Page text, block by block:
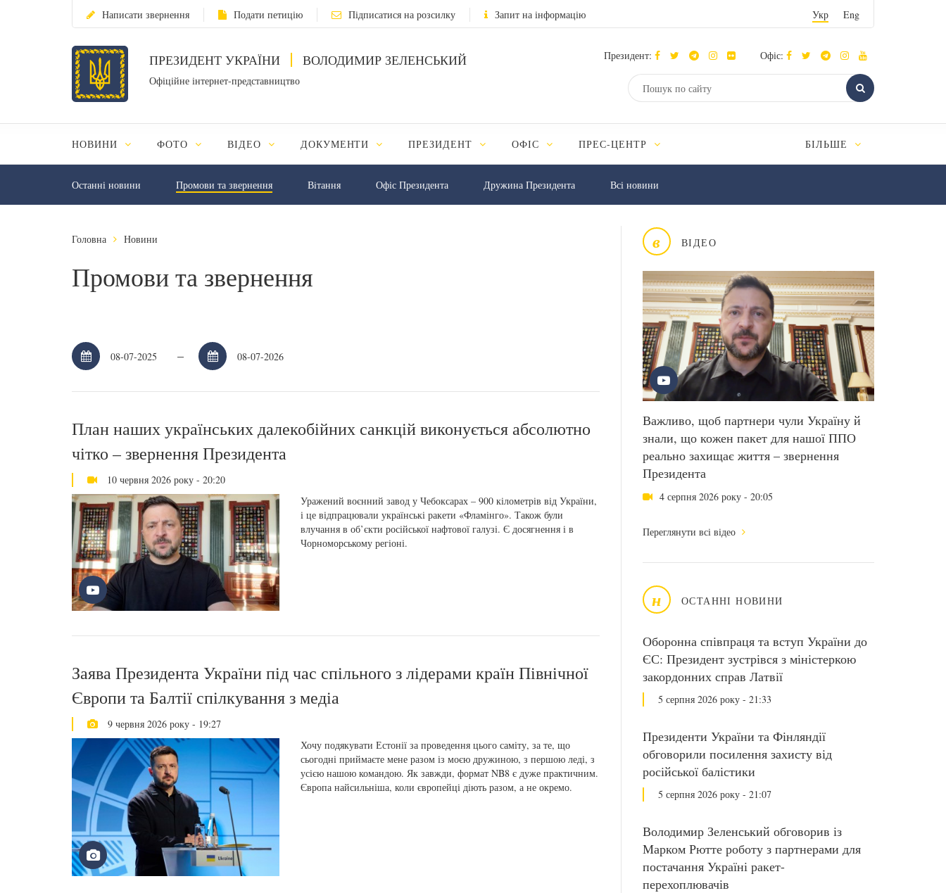
Написати звернення Подати петицію Підписатися на розсилку Запит на інформацію Укр Eng
ПРЕЗИДЕНТ УКРАЇНИ ВОЛОДИМИР ЗЕЛЕНСЬКИЙ
Офіційне інтернет-представництво
Президент: Офіс:
НОВИНИ ФОТО ВІДЕО ДОКУМЕНТИ ПРЕЗИДЕНТ ОФІС ПРЕС-ЦЕНТР БІЛЬШЕ
Останні новини Промови та звернення Вiтання Офіс Президента Дружина Президента Всі новини
в ВІДЕО
Важливо, щоб партнери чули Україну й
знали, що кожен пакет для нашої ППО
реально захищає життя – звернення
Президента
4 серпня 2026 року - 20:05
Переглянути всі відео
н ОСТАННІ НОВИНИ
Оборонна співпраця та вступ України до
ЄС: Президент зустрівся з міністеркою
закордонних справ Латвії
5 серпня 2026 року - 21:33
Президенти України та Фінляндії
обговорили посилення захисту від
російської балістики
5 серпня 2026 року - 21:07
Володимир Зеленський обговорив із
Марком Рютте роботу з партнерами для
постачання Україні ракет-
перехоплювачів
Головна Новини
Промови та звернення
–
План наших українських далекобійних санкцій виконується абсолютно
чітко – звернення Президента
10 червня 2026 року - 20:20
Уражений воєнний завод у Чебоксарах – 900 кілометрів від України,
і це відпрацювали українські ракети «Фламінго». Також були
влучання в об’єкти російської нафтової галузі. Є досягнення і в
Чорноморському регіоні.
Заява Президента України під час спільного з лідерами країн Північної
Європи та Балтії спілкування з медіа
9 червня 2026 року - 19:27
Хочу подякувати Естонії за проведення цього саміту, за те, що
сьогодні приймаєте мене разом із моєю дружиною, з першою леді, з
усією нашою командою. Як завжди, формат NB8 є дуже практичним.
Європа найсильніша, коли європейці діють разом, а не окремо.